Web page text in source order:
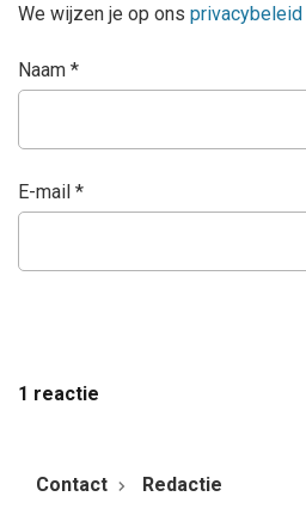
We wijzen je op ons privacybeleid
Naam *
E-mail *
1 reactie
Contact Redactie